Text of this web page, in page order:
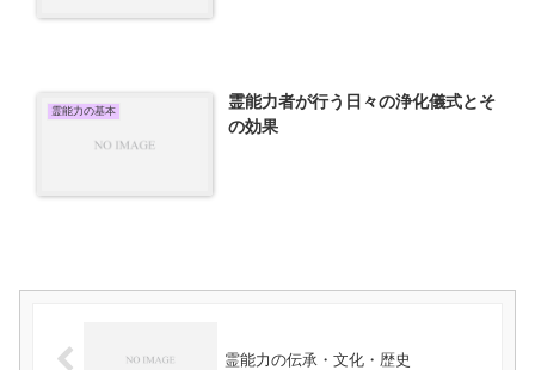
霊能力の基本
霊能力者が行う日々の浄化儀式とそ
の効果
霊能力の伝承・文化・歴史